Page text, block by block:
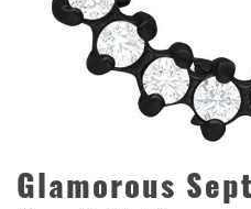
Glamorous